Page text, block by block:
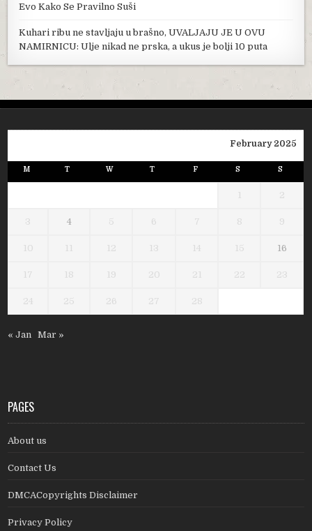
Evo Kako Se Pravilno Suši
Kuhari ribu ne stavljaju u brašno, UVALJAJU JE U OVU
NAMIRNICU: Ulje nikad ne prska, a ukus je bolji 10 puta
February 2025
M T W T F S S
1 2
3 4 5 6 7 8 9
10 11 12 13 14 15 16
17 18 19 20 21 22 23
24 25 26 27 28
« Jan Mar »
PAGES
About us
Contact Us
DMCACopyrights Disclaimer
Privacy Policy